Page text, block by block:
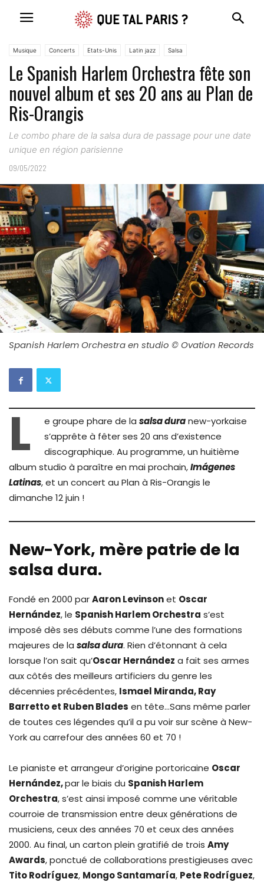
Musique Concerts Etats-Unis Latin jazz Salsa
Le Spanish Harlem Orchestra fête son
nouvel album et ses 20 ans au Plan de
Ris-Orangis
Le combo phare de la salsa dura de passage pour une date
unique en région parisienne
09/05/2022
Spanish Harlem Orchestra en studio © Ovation Records
L e groupe phare de la salsa duranew-yorkaise
s’apprête à fêter ses 20 ans d’existence
discographique. Au programme, un huitième
album studio à paraître en mai prochain,Imágenes
Latinas, et un concert au Plan à Ris-Orangis le
dimanche 12 juin !
New-York, mère patrie de la
salsa dura.
Fondé en 2000 parAaron Levinsonet Oscar
Hernández, le Spanish Harlem Orchestra s’est
imposé dès ses débuts comme l’une des formations
majeures de la salsa dura. Rien d’étonnant à cela
lorsque l’on sait qu’Oscar Hernández a fait ses armes
aux côtés des meilleurs artificiers du genre les
décennies précédentes, Ismael Miranda, Ray
Barretto et Ruben Blades en tête…Sans même parler
de toutes ces légendes qu’il a pu voir sur scène à New-
York au carrefour des années 60 et 70 !
Le pianiste et arrangeur d’origine portoricaine Oscar
Hernández,par le biais du Spanish Harlem
Orchestra, s’est ainsi imposé comme une véritable
courroie de transmission entre deux générations de
musiciens, ceux des années 70 et ceux des années
2000. Au final, un carton plein gratifié de trois Amy
Awards, ponctué de collaborations prestigieuses avec
Tito Rodríguez, Mongo Santamaría, Pete Rodríguez,